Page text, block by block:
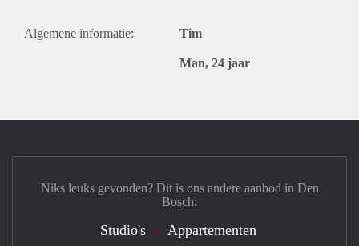
Algemene informatie: Tim
Man, 24 jaar
Niks leuks gevonden? Dit is ons andere aanbod in Den
Bosch:
Studio's Appartementen